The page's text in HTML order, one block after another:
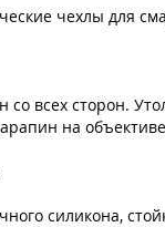
чехлы для
всех сторон.
на
силикона,